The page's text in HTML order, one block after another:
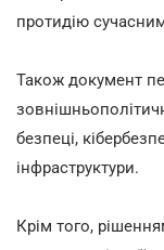
протидію
Також документ
безпеці,
інфраструктури.
Крім того,